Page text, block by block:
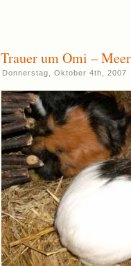
Trauer um Omi –
Donnerstag, Oktober 4th, 2007